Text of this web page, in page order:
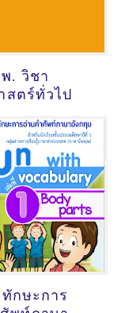
. วิชา
ตร์ทั่วไป
กษะการ